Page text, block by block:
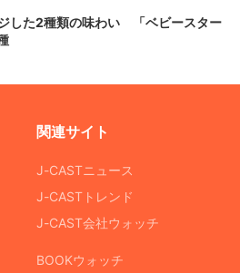
した2種類の味わい 「ベビースター
関連サイト
J-CASTニュース
J-CASTトレンド
J-CAST会社ウォッチ
BOOKウォッチ